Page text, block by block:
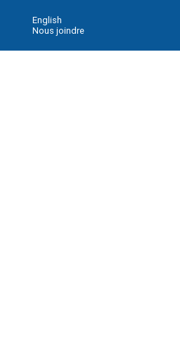
English
Nous joindre